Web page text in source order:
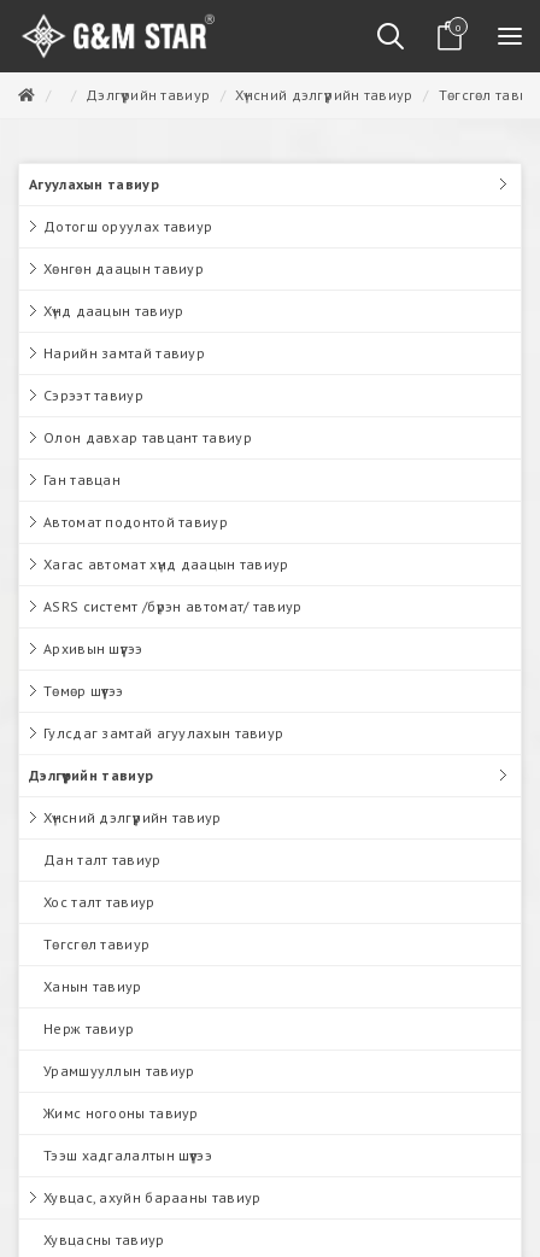
0
Дэлгүүрийн тавиур Хүнсний дэлгүүрийн тавиур Төгсгөл
Агуулахын тавиур
Дотогш оруулах тавиур
Хөнгөн даацын тавиур
Хүнд даацын тавиур
Нарийн замтай тавиур
Сэрээт тавиур
Олон давхар тавцант тавиур
Ган тавцан
Автомат подонтой тавиур
Хагас автомат хүнд даацын тавиур
ASRS системт /бүрэн автомат/ тавиур
Архивын шүүгээ
Төмөр шүүгээ
Гулсдаг замтай агуулахын тавиур
Дэлгүүрийн тавиур
Хүнсний дэлгүүрийн тавиур
Дан талт тавиур
Хос талт тавиур
Төгсгөл тавиур
Ханын тавиур
Нерж тавиур
Урамшууллын тавиур
Жимс ногооны тавиур
Тээш хадгалалтын шүүгээ
Хувцас, ахуйн барааны тавиур
Хувцасны тавиур